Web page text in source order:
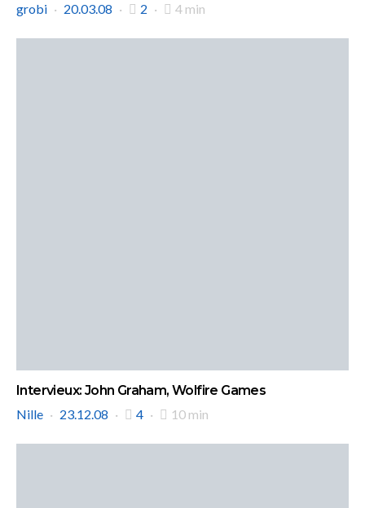
grobi
20.03.08 2 4 min
Intervieux: John Graham, Wolfire Games
Nille
23.12.08 4 10 min